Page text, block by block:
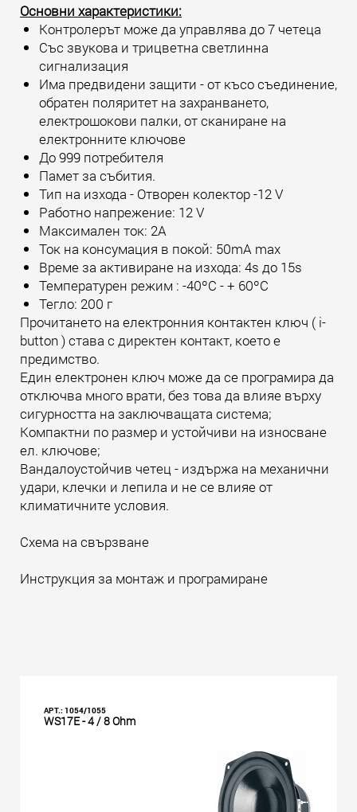
Основни характеристики:
Контролерът може да управлява до 7 четеца
Със звукова и трицветна светлинна
сигнализация
Има предвидени защити - от късо съединение,
обратен поляритет на захранването,
електрошокови палки, от сканиране на
електронните ключове
До 999 потребителя
Памет за събития.
Тип на изхода - Отворен колектор -12 V
Работно напрежение: 12 V
Максимален ток: 2А
Ток на консумация в покой: 50mA max
Време за активиране на изхода: 4s до 15s
Температурен режим : -40ºC - + 60ºC
Тегло: 200 г
Прочитането на електронния контактен ключ ( i-
button ) става с директен контакт, което е
предимство.
Един електронен ключ може да се програмира да
отключва много врати, без това да влияе върху
сигурността на заключващата система;
Компактни по размер и устойчиви на износване
ел. ключове;
Вандалоустойчив четец - издържа на механични
удари, клечки и лепила и не се влияе от
климатичните условия.
Схема на свързване
Инструкция за монтаж и програмиране
АРТ.: 1054/1055
WS17E - 4 / 8 Ohm